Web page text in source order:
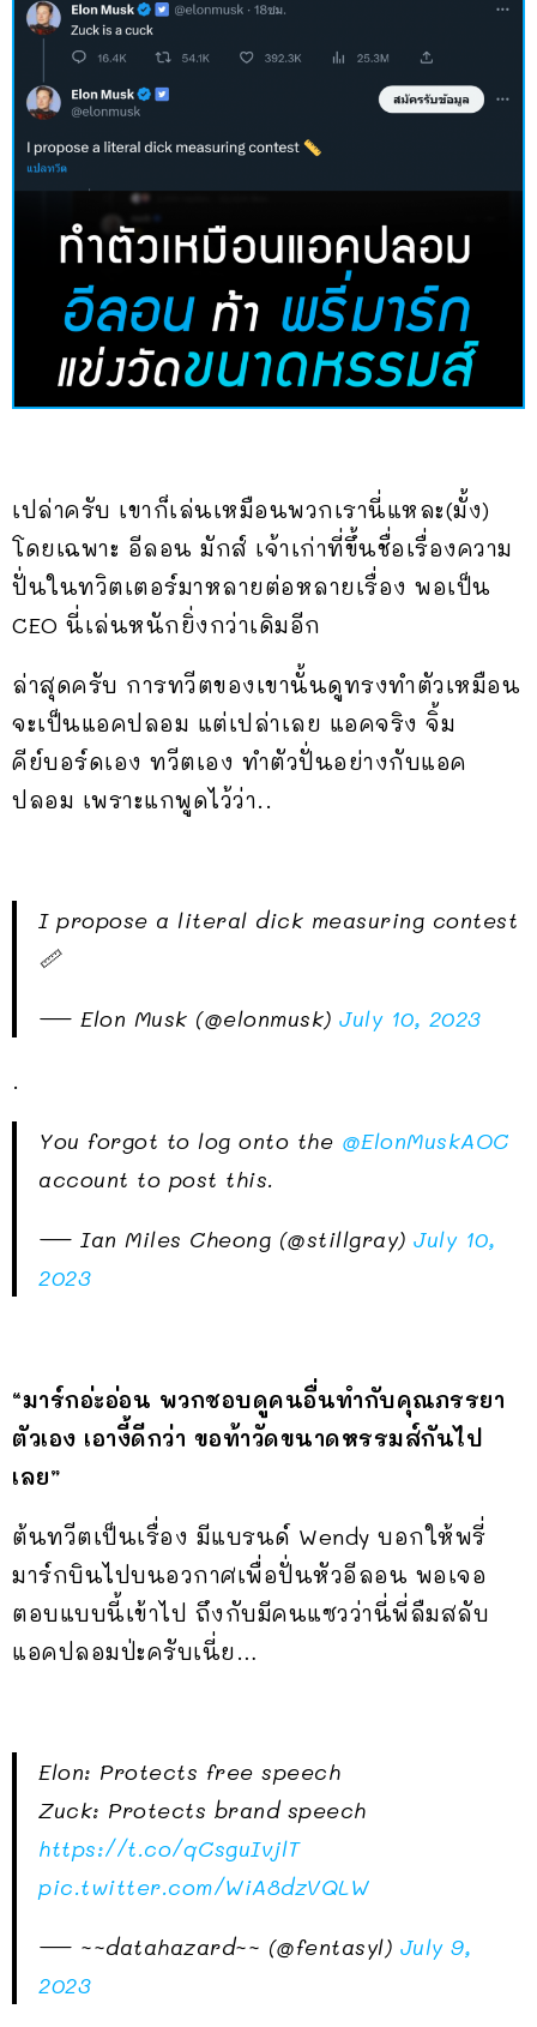
เปล่าครับ เขาก็เล่นเหมือนพวกเรานี่แหละ(มั้ง)
โดยเฉพาะ อีลอน มักส์ เจ้าเก่าที่ขึ้นชื่อเรื่องความ
ปั่นในทวิตเตอร์มาหลายต่อหลายเรื่อง พอเป็น
CEO นี่เล่นหนักยิ่งกว่าเดิมอีก
ล่าสุดครับ การทวีตของเขานั้นดูทรงทำตัวเหมือน
จะเป็นแอคปลอม แต่เปล่าเลย แอคจริง จิ้ม
คีย์บอร์ดเอง ทวีตเอง ทำตัวปั่นอย่างกับแอค
ปลอม เพราะแกพูดไว้ว่า..
I propose a literal dick measuring contest
📏
— Elon Musk (@elonmusk) July 10, 2023
.
You forgot to log onto the @ElonMuskAOC
account to post this.
— Ian Miles Cheong (@stillgray) July 10,
2023
“มาร์กอ่ะอ่อน พวกชอบดูคนอื่นทำกับคุณภรรยา
ตัวเอง เอางี้ดีกว่า ขอท้าวัดขนาดหรรมส์กันไป
เลย”
ต้นทวีตเป็นเรื่อง มีแบรนด์ Wendy บอกให้พรี่
มาร์กบินไปบนอวกาศเพื่อปั่นหัวอีลอน พอเจอ
ตอบแบบนี้เข้าไป ถึงกับมีคนแซวว่านี่พี่ลืมสลับ
แอคปลอมป่ะครับเนี่ย…
Elon: Protects free speech
Zuck: Protects brand speech
https://t.co/qCsguIvjlT
pic.twitter.com/WiA8dzVQLW
— ~~datahazard~~ (@fentasyl) July 9,
2023